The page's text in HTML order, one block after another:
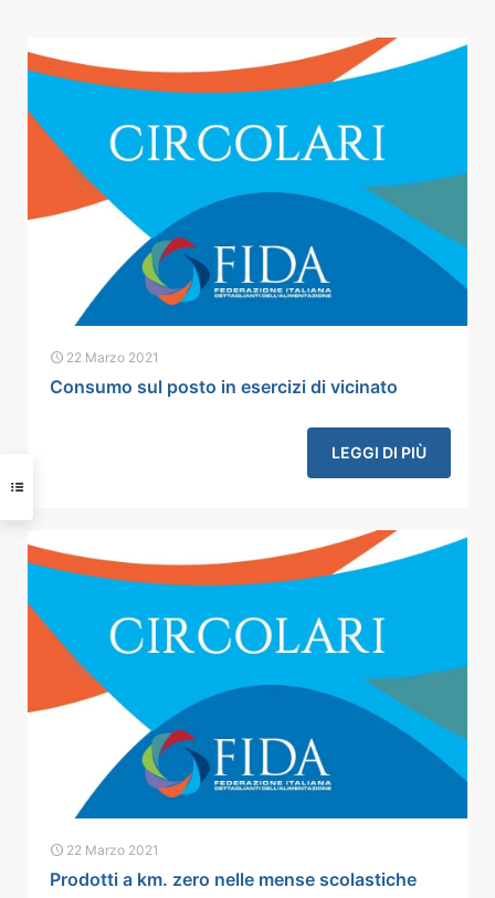
22 Marzo 2021
Consumo sul posto in esercizi di vicinato
LEGGI DI PIÙ
22 Marzo 2021
Prodotti a km. zero nelle mense scolastiche